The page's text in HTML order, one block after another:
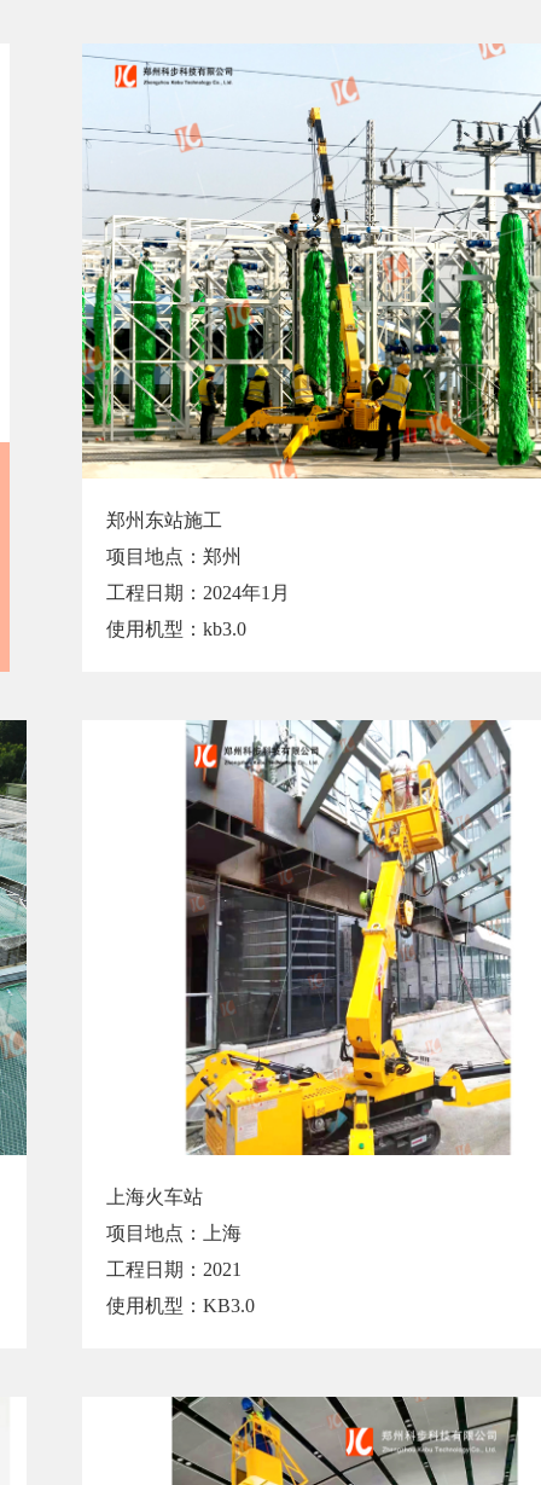
郑州东站施工
项目地点：郑州
工程日期：2024年1月
使用机型：kb3.0
上海火车站
项目地点：上海
工程日期：2021
使用机型：KB3.0